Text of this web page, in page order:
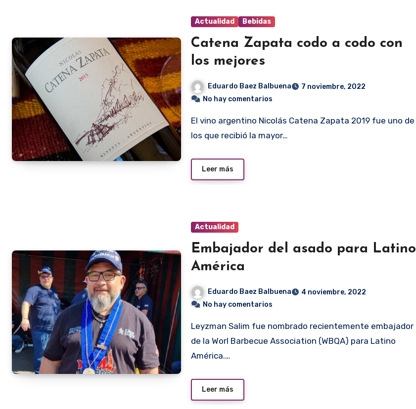
Actualidad Bebidas
Catena Zapata codo a codo con
los mejores
Eduardo Baez Balbuena
7 noviembre, 2022
No hay comentarios
El vino argentino Nicolás Catena Zapata 2019 fue uno de
los que recibió la mayor…
Leer más
Actualidad
Embajador del asado para Latino
América
Eduardo Baez Balbuena
4 noviembre, 2022
No hay comentarios
Leyzman Salim fue nombrado recientemente embajador
de la Worl Barbecue Association (WBQA) para Latino
América.…
Leer más